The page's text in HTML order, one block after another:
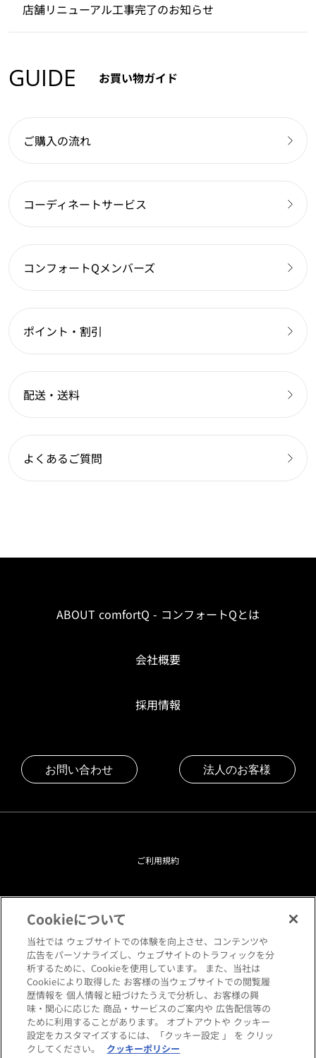
店舗リニューアル工事完了のお知らせ
GUIDE お買い物ガイド
ご購入の流れ
コーディネートサービス
コンフォートQメンバーズ
ポイント・割引
配送・送料
よくあるご質問
ABOUT comfortQ - コンフォートQとは
会社概要
採用情報
お問い合わせ 法人のお客様
ご利用規約
プライバシーポリシー
クッキーポリシー
閲覧環境について
サイトマップ
Cookieについて
当社では ウェブサイトでの体験を向上させ、コンテンツや
広告をパーソナライズし、ウェブサイトのトラフィックを分
析するために、Cookieを使用しています。 また、当社は
Cookieにより取得した お客様の当ウェブサイトでの閲覧履
歴情報を 個人情報と紐づけたうえで分析し、お客様の興
味・関心に応じた 商品・サービスのご案内や 広告配信等の
ために利用することがあります。 オプトアウトや クッキー
設定をカスタマイズするには、「クッキー設定 」 を クリッ
クしてください。
クッキーポリシー